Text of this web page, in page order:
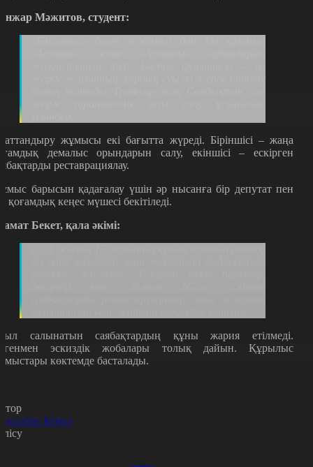
Мәжитов, студент:
жұмысы екі бағытта жүреді. Біріншісі – жаңа
демалыс орындарын салу, екіншісі – ескірген
реставрациялау.
барысын қадағалау үшін әр нысанға бір депутат пен
қоғамдық кеңес мүшесі бекітіледі.
Бекет, қала әкімі:
салынатын саябақтардың құны жария етілмеді.
эскиздік жобалары толық дайын. Құрылыс
көктемде басталады.
Кемал